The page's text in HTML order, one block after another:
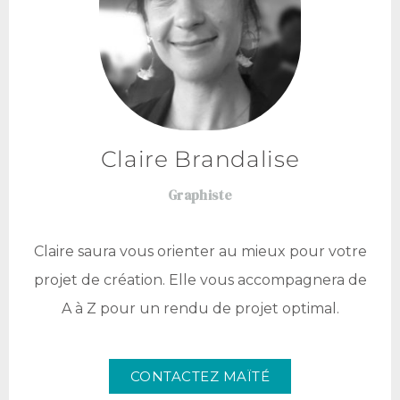
Claire Brandalise
Graphiste
Claire saura vous orienter au mieux pour votre
projet de création. Elle vous accompagnera de
A à Z pour un rendu de projet optimal.
CONTACTEZ MAÏTÉ